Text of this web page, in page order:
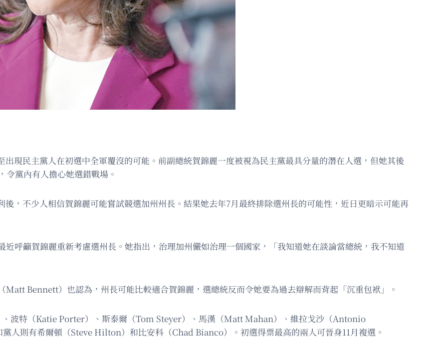
現民主黨人在初選中全軍覆沒的可能。前副總統賀錦麗一度被視為民主黨最具分量的潛在人選，但她其後
令黨內有人擔心她選錯戰場。
，不少人相信賀錦麗可能嘗試競選加州州長。結果她去年7月最終排除選州長的可能性，近日更暗示可能再
呼籲賀錦麗重新考慮選州長。她指出，治理加州儼如治理一個國家，「我知道她在談論當總統，我不知道
Bennett）也認為，州長可能比較適合賀錦麗，選總統反而令她要為過去辯解而背起「沉重包袱」。
波特（Katie Porter）、斯泰爾（Tom Steyer）、馬漢（Matt Mahan）、維拉戈沙（Antonio
則有希爾頓（Steve Hilton）和比安科（Chad Bianco）。初選得票最高的兩人可晉身11月複選。